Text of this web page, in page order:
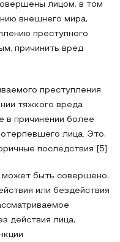
лицом, в том
внешнего мира,
преступного
причинить вред
преступления
тяжкого вреда
в причинении более
лица. Это,
последствия [5].
может быть совершено,
или бездействия
действия лица,